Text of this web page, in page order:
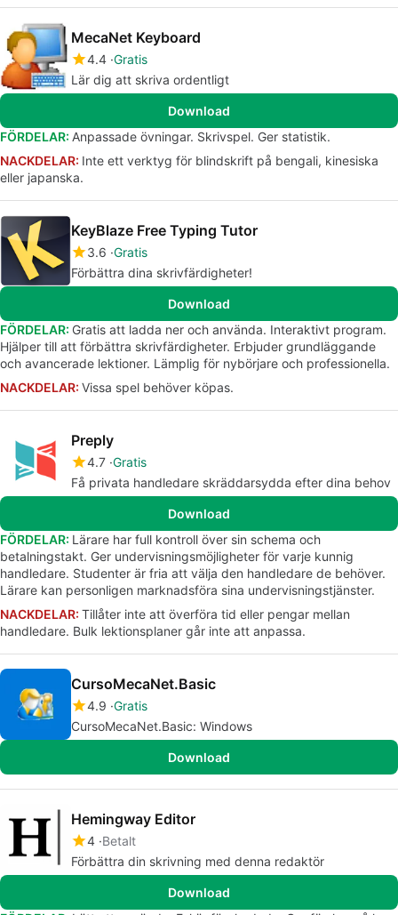
MecaNet Keyboard
4.4 Gratis
Lär dig att skriva ordentligt
Download
FÖRDELAR: Anpassade övningar. Skrivspel. Ger statistik.
NACKDELAR: Inte ett verktyg för blindskrift på bengali, kinesiska
eller japanska.
KeyBlaze Free Typing Tutor
3.6 Gratis
Förbättra dina skrivfärdigheter!
Download
FÖRDELAR: Gratis att ladda ner och använda. Interaktivt program.
Hjälper till att förbättra skrivfärdigheter. Erbjuder grundläggande
och avancerade lektioner. Lämplig för nybörjare och professionella.
NACKDELAR: Vissa spel behöver köpas.
Preply
4.7 Gratis
Få privata handledare skräddarsydda efter dina behov
Download
FÖRDELAR: Lärare har full kontroll över sin schema och
betalningstakt. Ger undervisningsmöjligheter för varje kunnig
handledare. Studenter är fria att välja den handledare de behöver.
Lärare kan personligen marknadsföra sina undervisningstjänster.
NACKDELAR: Tillåter inte att överföra tid eller pengar mellan
handledare. Bulk lektionsplaner går inte att anpassa.
CursoMecaNet.Basic
4.9 Gratis
CursoMecaNet.Basic: Windows
Download
Hemingway Editor
4 Betalt
Förbättra din skrivning med denna redaktör
Download